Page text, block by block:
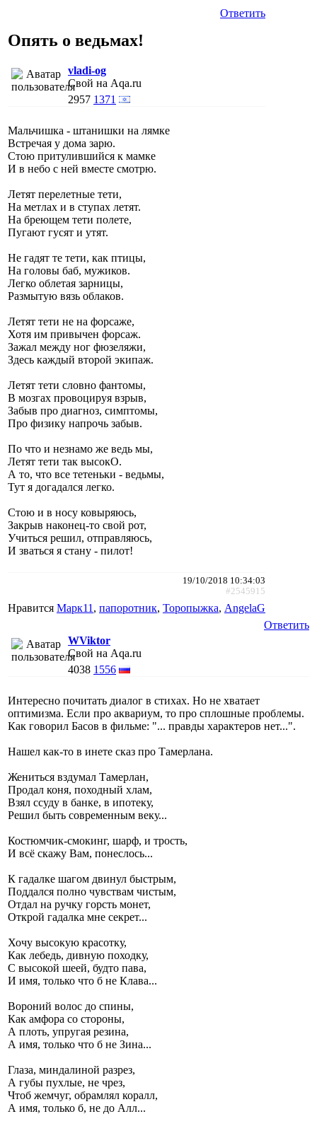
Ответить
Опять о ведьмах!
vladi-og
Свой на Aqa.ru
2957 1371
Мальчишка - штанишки на лямке
Встречая у дома зарю.
Стою притулившийся к мамке
И в небо с ней вместе смотрю.
Летят перелетные тети,
На метлах и в ступах летят.
На бреющем тети полете,
Пугают гусят и утят.
Не гадят те тети, как птицы,
На головы баб, мужиков.
Легко облетая зарницы,
Размытую вязь облаков.
Летят тети не на форсаже,
Хотя им привычен форсаж.
Зажал между ног фюзеляжи,
Здесь каждый второй экипаж.
Летят тети словно фантомы,
В мозгах провоцируя взрыв,
Забыв про диагноз, симптомы,
Про физику напрочь забыв.
По что и незнамо же ведь мы,
Летят тети так высокО.
А то, что все тетеньки - ведьмы,
Тут я догадался легко.
Стою и в носу ковыряюсь,
Закрыв наконец-то свой рот,
Учиться решил, отправляюсь,
И зваться я стану - пилот!
19/10/2018 10:34:03
#2545915
Нравится Марк11 , папоротник, Торопыжка, AngelaG
Ответить
WViktor
Свой на Aqa.ru
4038 1556
Интересно почитать диалог в стихах. Но не хватает
оптимизма. Если про аквариум, то про сплошные проблемы.
Как говорил Басов в фильме: "... правды характеров нет...".
Нашел как-то в инете сказ про Тамерлана.
Жениться вздумал Тамерлан,
Продал коня, походный хлам,
Взял ссуду в банке, в ипотеку,
Решил быть современным веку...
Костюмчик-смокинг, шарф, и трость,
И всё скажу Вам, понеслось...
К гадалке шагом двинул быстрым,
Поддался полно чувствам чистым,
Отдал на ручку горсть монет,
Открой гадалка мне секрет...
Хочу высокую красотку,
Как лебедь, дивную походку,
С высокой шеей, будто пава,
И имя, только что б не Клава...
Вороний волос до спины,
Как амфора со стороны,
А плоть, упругая резина,
А имя, только что б не Зина...
Глаза, миндалиной разрез,
А губы пухлые, не чрез,
Чтоб жемчуг, обрамлял коралл,
А имя, только б, не до Алл...